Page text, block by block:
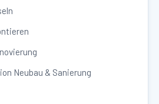
Neubau & Sanierung